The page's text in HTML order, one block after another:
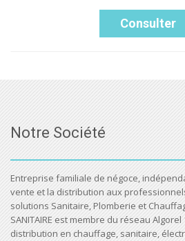
Consulter
Notre Société
Entreprise familiale de négoce,
vente et la distribution aux
solutions Sanitaire, Plomberie et
SANITAIRE est membre du réseau
distribution en chauffage, sanitaire,